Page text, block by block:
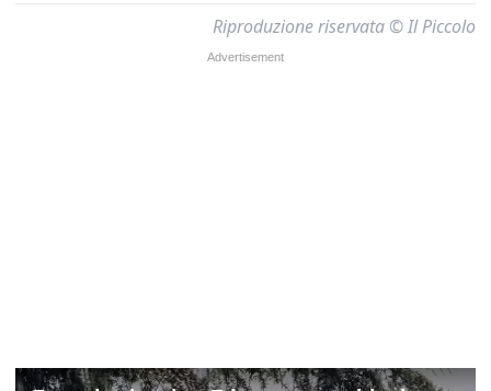
Riproduzione riservata © Il Piccolo